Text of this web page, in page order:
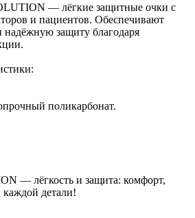
— лёгкие защитные очки с
и пациентов. Обеспечивают
защиту благодаря
поликарбонат.
— лёгкость и защита: комфорт,
каждой детали!